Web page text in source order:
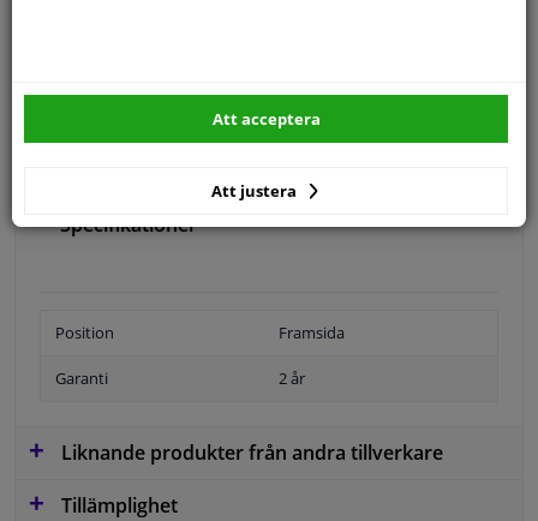
SÖK
Specifikationer
Position Framsida
Garanti 2 år
Liknande produkter från andra tillverkare
Tillämplighet
Att justera
Att acceptera